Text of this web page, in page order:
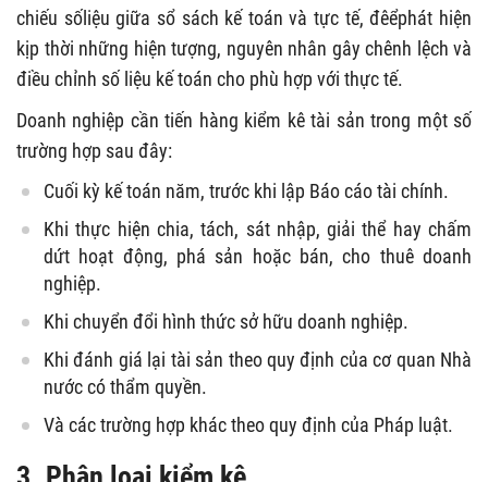
chiếu sốliệu giữa sổ sách kế toán và tực tế, đêểphát hiện
kịp thời những hiện tượng, nguyên nhân gây chênh lệch và
điều chỉnh số liệu kế toán cho phù hợp với thực tế.
Doanh nghiệp cần tiến hàng kiểm kê tài sản trong một số
trường hợp sau đây:
Cuối kỳ kế toán năm, trước khi lập Báo cáo tài chính.
Khi thực hiện chia, tách, sát nhập, giải thể hay chấm
dứt hoạt động, phá sản hoặc bán, cho thuê doanh
nghiệp.
Khi chuyển đổi hình thức sở hữu doanh nghiệp.
Khi đánh giá lại tài sản theo quy định của cơ quan Nhà
nước có thẩm quyền.
Và các trường hợp khác theo quy định của Pháp luật.